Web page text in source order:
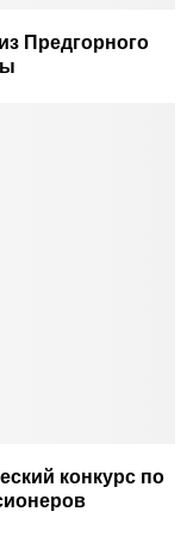
Предгорного
конкурс по